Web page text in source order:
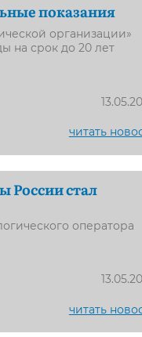
показания
организации»
на срок до 20 лет
читать
России стал
оператора
читать